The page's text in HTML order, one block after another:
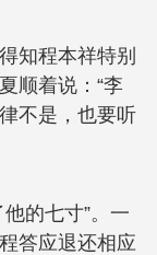
知程本祥特别
顺着说：“李
不是，也要听
的七寸”。一
答应退还相应